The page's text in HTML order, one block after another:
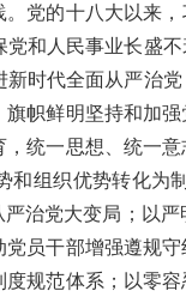
的十八大以来，
和人民事业长盛
时代全面从严治
帜鲜明坚持和加
统一思想、统一
和组织优势转化为
治党大变局；以
员干部增强遵规
规范体系；以零